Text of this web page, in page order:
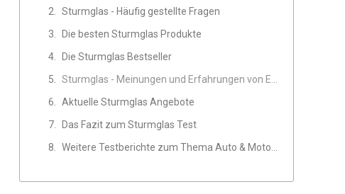
Sturmglas - Häufig gestellte Fragen
Die besten Sturmglas Produkte
Die Sturmglas Bestseller
Aktuelle Sturmglas Angebote
Das Fazit zum Sturmglas Test